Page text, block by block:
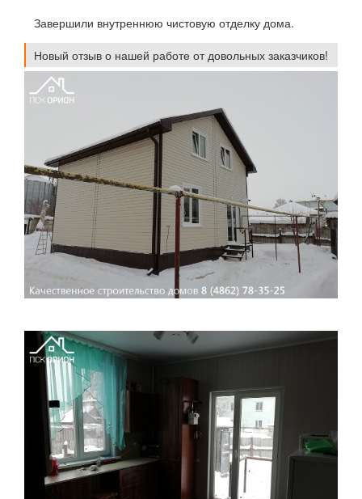
Завершили внутреннюю чистовую отделку дома.
Новый отзыв о нашей работе от довольных заказчиков!